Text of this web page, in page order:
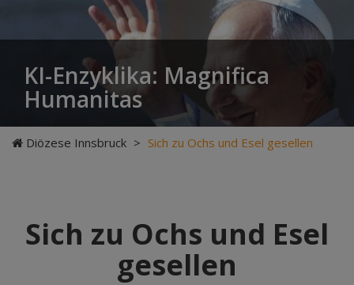
KI-Enzyklika: Magnifica
Humanitas
Diözese Innsbruck > Sich zu Ochs und Esel gesellen
Sich zu Ochs und Esel
gesellen